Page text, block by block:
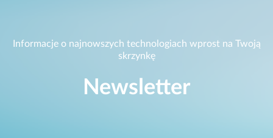
Informacje o najnowszych technologiach wprost na Twoją
skrzynkę
Newsletter